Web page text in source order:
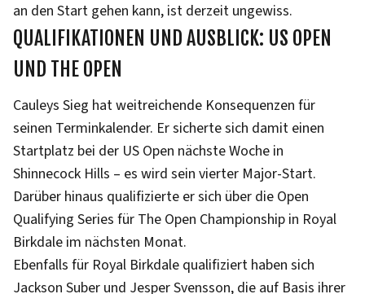
an den Start gehen kann, ist derzeit ungewiss.
QUALIFIKATIONEN UND AUSBLICK: US OPEN
UND THE OPEN
Cauleys Sieg hat weitreichende Konsequenzen für
seinen Terminkalender. Er sicherte sich damit einen
Startplatz bei der US Open nächste Woche in
Shinnecock Hills – es wird sein vierter Major-Start.
Darüber hinaus qualifizierte er sich über die Open
Qualifying Series für The Open Championship in Royal
Birkdale im nächsten Monat.
Ebenfalls für Royal Birkdale qualifiziert haben sich
Jackson Suber und Jesper Svensson, die auf Basis ihrer